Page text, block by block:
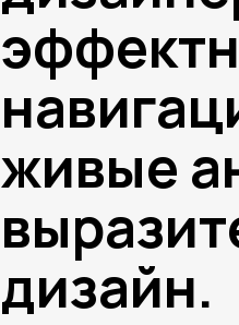
живые
дизайн.